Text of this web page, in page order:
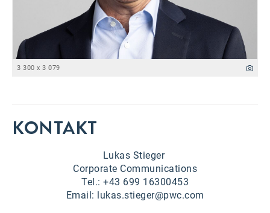
3 300 x 3 079
KONTAKT
Lukas Stieger
Corporate Communications
Tel.: +43 699 16300453
Email: lukas.stieger@pwc.com